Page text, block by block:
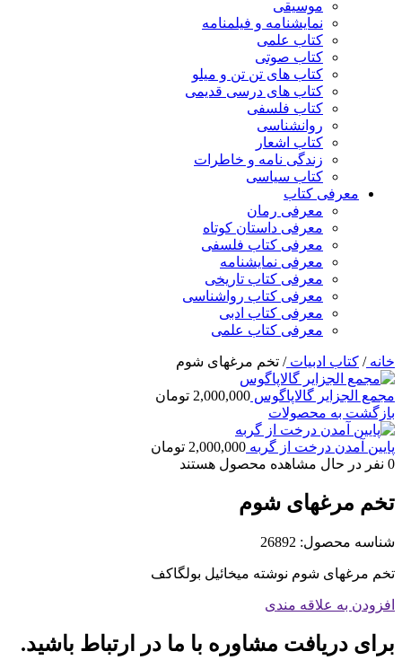
موسیقی
نمایشنامه و فیلمنامه
کتاب علمی
کتاب صوتی
کتاب های تن تن و میلو
کتاب های درسی قدیمی
کتاب فلسفی
روانشناسی
کتاب اشعار
زندگی نامه و خاطرات
کتاب سیاسی
معرفی کتاب
معرفی رمان
معرفی داستان کوتاه
معرفی کتاب فلسفی
معرفی نمایشنامه
معرفی کتاب تاریخی
معرفی کتاب رواشناسی
معرفی کتاب ادبی
معرفی کتاب علمی
خانه/ کتاب ادبیات/ تخم مرغهای شوم
مجمع الجزایر گالاپاگوس 2,000,000 تومان
بازگشت به محصولات
پایین آمدن درخت از گربه 2,000,000 تومان
0 نفر در حال مشاهده محصول هستند
تخم مرغهای شوم
شناسه محصول: 26892
تخم مرغهای شوم نوشته میخائیل بولگاکف
افزودن به علاقه مندی
برای دریافت مشاوره با ما در ارتباط باشید.